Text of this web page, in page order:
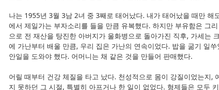
나는 1955년 3월 3남 2녀 중 3째로 태어났다. 내가 태어났을 때만 해
에서 제일가는 부자소리를 들을 만큼 유복했다. 하지만 부유함은 그
으로 전 재산을 탕진한 아버지가 울화병으로 돌아가진 직후, 가세는
에 가난부터 배울 만큼, 우리 집은 가난의 연속이었다. 밥을 굶기 일
안일을 도와야 했다. 어머니는 채 같은 것을 만들어 판매했다.
어릴 때부터 건강 체질을 타고 났다. 천성적으로 몸이 강질이었는지,
지 못하던 그 시절, 특별히 아프거나 한 일이 없었다. 형제들은 모두